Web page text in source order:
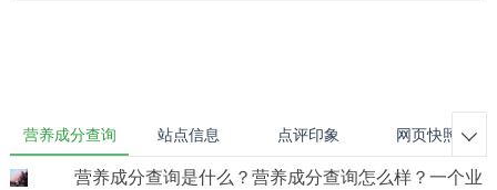
营养成分查询 站点信息 点评印象 网页快照 
营养成分查询是什么？营养成分查询怎么样？一个业